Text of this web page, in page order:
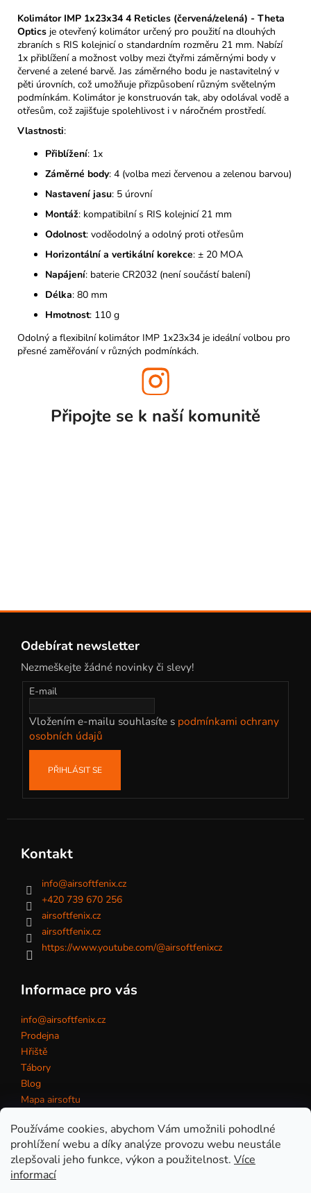
Používáme cookies, abychom Vám umožnili pohodlné
prohlížení webu a díky analýze provozu webu neustále
zlepšovali jeho funkce, výkon a použitelnost. Více
informací
Kolimátor IMP 1x23x34 4 Reticles (červená/zelená) - Theta
Optics je otevřený kolimátor určený pro použití na dlouhých
zbraních s RIS kolejnicí o standardním rozměru 21 mm. Nabízí
1x přiblížení a možnost volby mezi čtyřmi záměrnými body v
červené a zelené barvě. Jas záměrného bodu je nastavitelný v
pěti úrovních, což umožňuje přizpůsobení různým světelným
podmínkám. Kolimátor je konstruován tak, aby odolával vodě a
otřesům, což zajišťuje spolehlivost i v náročném prostředí.
Vlastnosti:
Přiblížení: 1x
Záměrné body: 4 (volba mezi červenou a zelenou barvou)
Nastavení jasu: 5 úrovní
Montáž: kompatibilní s RIS kolejnicí 21 mm
Odolnost: voděodolný a odolný proti otřesům
Horizontální a vertikální korekce: ± 20 MOA
Napájení: baterie CR2032 (není součástí balení)
Délka: 80 mm
Hmotnost: 110 g
Odolný a flexibilní kolimátor IMP 1x23x34 je ideální volbou pro
přesné zaměřování v různých podmínkách.
Připojte se k naší komunitě
Odebírat newsletter
Nezmeškejte žádné novinky či slevy!
E-mail
Vložením e-mailu souhlasíte s podmínkami ochrany
osobních údajů
PŘIHLÁSIT SE
Kontakt
info@airsoftfenix.cz
+420 739 670 256
airsoftfenix.cz
airsoftfenix.cz
https://www.youtube.com/@airsoftfenixcz
Informace pro vás
info@airsoftfenix.cz
Prodejna
Hřiště
Tábory
Blog
Mapa airsoftu